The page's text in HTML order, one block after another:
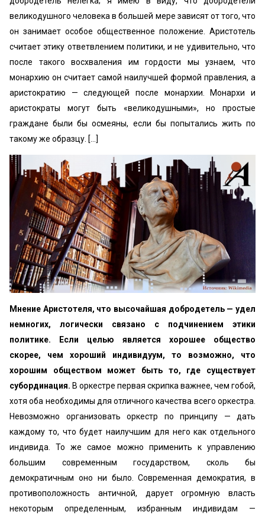
великодушного человека в большей мере зависят от того, что
он занимает особое общественное положение. Аристотель
считает этику ответвлением политики, и не удивительно, что
после такого восхваления им гордости мы узнаем, что
монархию он считает самой наилучшей формой правления, а
аристократию — следующей после монархии. Монархи и
аристократы могут быть «великодушными», но простые
граждане были бы осмеяны, если бы попытались жить по
такому же образцу. [...]
Мнение Аристотеля, что высочайшая добродетель — удел
немногих, логически связано с подчинением этики
политике. Если целью является хорошее общество
скорее, чем хороший индивидуум, то возможно, что
хорошим обществом может быть то, где существует
субординация. В оркестре первая скрипка важнее, чем гобой,
хотя оба необходимы для отличного качества всего оркестра.
Невозможно организовать оркестр по принципу — дать
каждому то, что будет наилучшим для него как отдельного
индивида. То же самое можно применить к управлению
большим современным государством, сколь бы
демократичным оно ни было. Современная демократия, в
противоположность античной, дарует огромную власть
некоторым определенным, избранным индивидам —